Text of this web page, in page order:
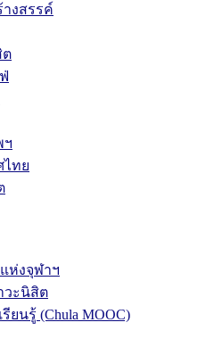
งสรรค์
ต
ฯ
ไทย
ห่งจุฬาฯ
วะนิสิต
ยนรู้ (Chula MOOC)